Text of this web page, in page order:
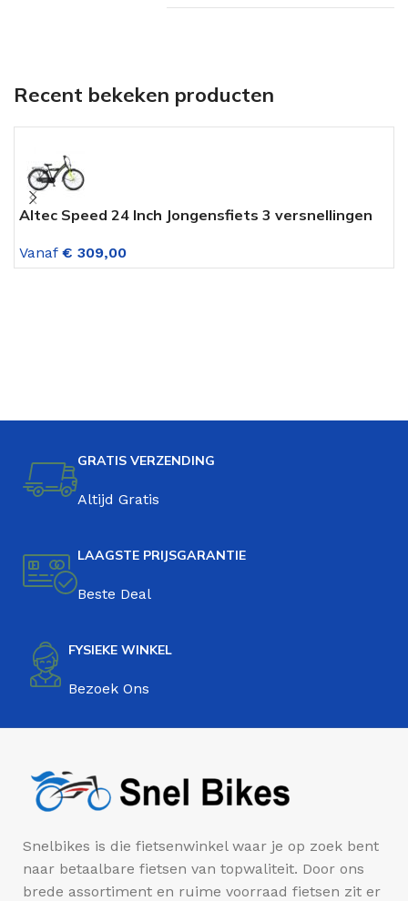
Recent bekeken producten
Altec Speed 24 Inch Jongensfiets 3 versnellingen
Vanaf € 309,00
GRATIS VERZENDING
Altijd Gratis
LAAGSTE PRIJSGARANTIE
Beste Deal
FYSIEKE WINKEL
Bezoek Ons
Snelbikes is die fietsenwinkel waar je op zoek bent
naar betaalbare fietsen van topwaliteit. Door ons
brede assortiment en ruime voorraad fietsen zit er